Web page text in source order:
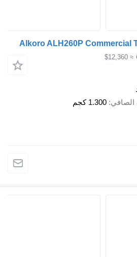
Alkoro ALH260P Commercial
≈ $12,360
الصافي 1.300 كجم